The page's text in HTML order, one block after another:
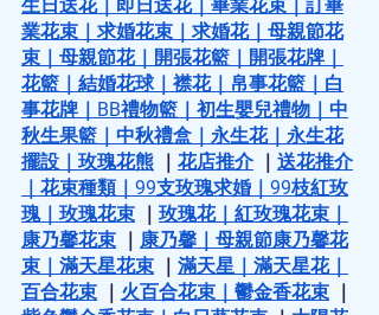
生日送花｜ 即日送花｜ 畢業花束
訂畢
業花束
求婚花束 求婚花｜ 母親節花
束
母親節花｜ 開張花籃 開張花牌
花籃
結婚花球｜ 襟花｜ 帛事花籃
白
事花牌
BB禮物籃 初生嬰兒禮物
中
秋生果籃
中秋禮盒 永生花｜ 永生花
擺設
玫瑰花熊 花店推介 ｜ 送花推介
花束種類｜ 99支玫瑰求婚
99枝紅玫
瑰｜ 玫瑰花束 玫瑰花｜ 紅玫瑰花束
康乃馨花束
康乃馨
母親節康乃馨花
束
滿天星花束 滿天星 滿天星花｜
百合花束
火百合花束 鬱金香花束